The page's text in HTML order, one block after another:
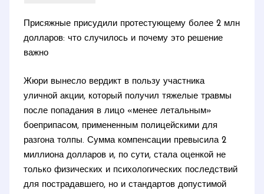
Присяжные присудили протестующему более 2 млн
долларов: что случилось и почему это решение
важно
Жюри вынесло вердикт в пользу участника
уличной акции, который получил тяжелые травмы
после попадания в лицо «менее летальным»
боеприпасом, примененным полицейскими для
разгона толпы. Сумма компенсации превысила 2
миллиона долларов и, по сути, стала оценкой не
только физических и психологических последствий
для пострадавшего, но и стандартов допустимой